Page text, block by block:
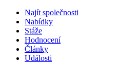
Najít společnosti
Nabídky
Stáže
Hodnocení
Články
Události